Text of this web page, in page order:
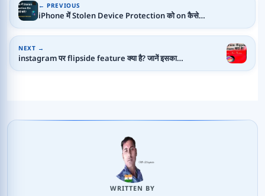
← PREVIOUS
iPhone में Stolen Device Protection को on कैसे…
NEXT →
instagram पर flipside feature क्या है? जानें इसका…
WRITTEN BY